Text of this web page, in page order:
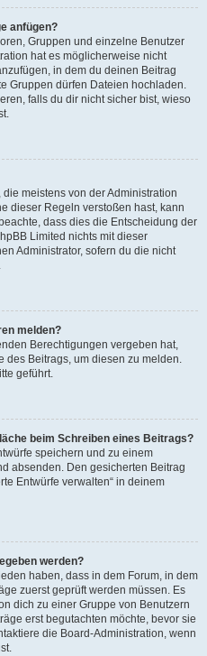
anfügen?
Gruppen und einzelne Benutzer
hat es möglicherweise nicht
in dem du deinen Beitrag
Gruppen dürfen Dateien hochladen.
falls du dir nicht sicher bist, wieso
meistens von der Administration
dieser Regeln verstoßen hast, kann
dass dies die Entscheidung der
Limited nichts mit dieser
Administrator, sofern du die nicht
melden?
Berechtigungen vergeben hat,
des Beitrags, um diesen zu melden.
geführt.
beim Schreiben eines Beitrags?
speichern und zu einem
absenden. Den gesicherten Beitrag
Entwürfe verwalten“ in deinem
werden?
haben, dass in dem Forum, in dem
zuerst geprüft werden müssen. Es
dich zu einer Gruppe von Benutzern
erst begutachten möchte, bevor sie
die Board-Administration, wenn